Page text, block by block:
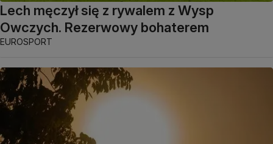
Lech męczył się z rywalem z Wysp
Owczych. Rezerwowy bohaterem
EUROSPORT